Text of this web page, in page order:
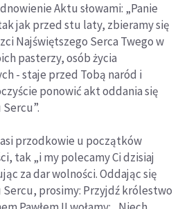
Aktu słowami: „Panie
jak przed stu laty, zbieramy się
Najświętszego Serca Twego w
pasterzy, osób życia
- staje przed Tobą naród i
ponowić akt oddania się
przodkowie u początków
tak „i my polecamy Ci dzisiaj
za dar wolności. Oddając się
prosimy: Przyjdź królestwo